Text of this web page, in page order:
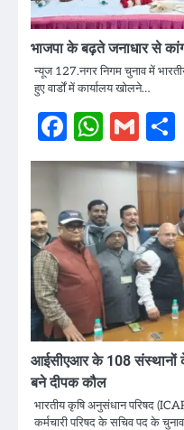
भाजपा के बढ़ते जनाधार से
न्यूज 127.नगर निगम चुनाव में
हुए वार्डों में कार्यालय खोलने…
Facebook
आईसीएआर के 108 संस्थानों
बने दीपक कौल
भारतीय कृषि अनुसंधान परिषद
कर्मचारी परिषद के सचिव पद के